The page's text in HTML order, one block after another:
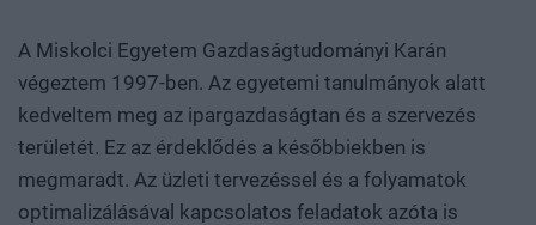
A Miskolci Egyetem Gazdaságtudományi Karán
végeztem 1997-ben. Az egyetemi tanulmányok alatt
kedveltem meg az ipargazdaságtan és a szervezés
területét. Ez az érdeklődés a későbbiekben is
megmaradt. Az üzleti tervezéssel és a folyamatok
optimalizálásával kapcsolatos feladatok azóta is